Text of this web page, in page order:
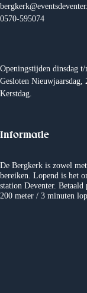
0570-595074
Openingstijden dinsdag
Gesloten Nieuwjaarsdag,
Kerstdag.
Informatie
De Bergkerk is zowel
bereiken. Lopend is het
station Deventer.
200 meter / 3 minuten